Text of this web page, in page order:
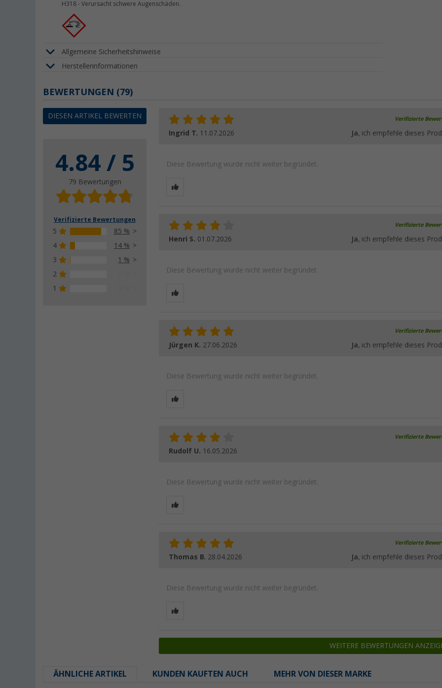
H318 - Verursacht schwere Augenschäden.
Allgemeine Sicherheitshinweise
Herstellerinformationen
BEWERTUNGEN (79)
DIESEN ARTIKEL BEWERTEN
4.84 / 5
79 Bewertungen
Verifizierte Bewertungen
5
85 %
4
14 %
3
1 %
2
1
Verifizierte
Ingrid T. 11.07.2026 Ja, ich empfehle dieses
Diese Bewertung wurde nicht weiter begründet.
Verifizierte
Henri S. 01.07.2026 Ja, ich empfehle dieses
Diese Bewertung wurde nicht weiter begründet.
Verifizierte
Jürgen K. 27.06.2026 Ja, ich empfehle dieses
Diese Bewertung wurde nicht weiter begründet.
Verifizierte
Rudolf U. 16.05.2026
Diese Bewertung wurde nicht weiter begründet.
Verifizierte
Thomas B. 28.04.2026 Ja, ich empfehle dieses
Diese Bewertung wurde nicht weiter begründet.
WEITERE BEWERTUNGEN
ÄHNLICHE ARTIKEL KUNDEN KAUFTEN AUCH MEHR VON DIESER MARKE